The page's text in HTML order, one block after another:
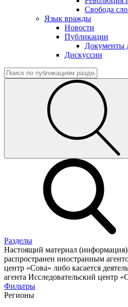
Свобода
Язык вражды
Новости
Публикации
Документы
Дискуссии
Разделы
Настоящий материал
распространен иностранным
центр «Сова» либо касается
агента Исследовательский центр
Фильтры
Регионы